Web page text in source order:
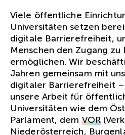
Viele öffentliche
Universitäten setzen
digitale Barrierefreiheit,
Menschen den Zugang
ermöglichen. Wir
Jahren gemeinsam mit
digitaler Barrierefreiheit
unsere Arbeit für
Universitäten wie dem
Parlament, dem VOR
Niederösterreich,